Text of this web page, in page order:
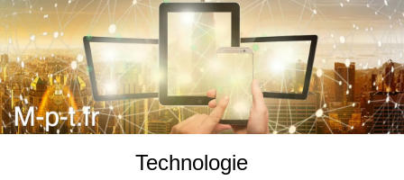
Technologie